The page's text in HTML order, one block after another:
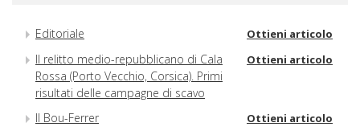
Editoriale Ottieni articolo
Il relitto medio-repubblicano di Cala
Rossa (Porto Vecchio, Corsica). Primi
risultati delle campagne di scavo
Ottieni articolo
Il Bou-Ferrer Ottieni articolo